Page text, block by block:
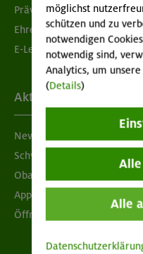
Prävention sexualisierter
Ehrenamtsbörse
E-Learning
Aktuelles
Newsletter
Schwarzes Brett
Obacht geben!
App "Mein DAV+"
Öffnungszeiten
möglichst
schützen und zu
notwendigen
notwendig sind,
Analytics, um
(Details)
Alle